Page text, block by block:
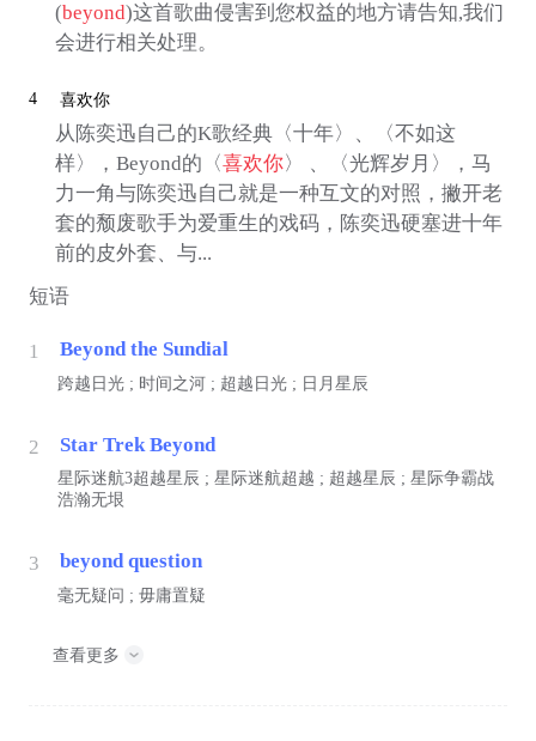
(beyond)这首歌曲侵害到您权益的地方请告知,我们
会进行相关处理。
4 喜欢你
从陈奕迅自己的K歌经典〈十年〉、〈不如这
样〉，Beyond的〈喜欢你〉 、〈光辉岁月〉，马
力一角与陈奕迅自己就是一种互文的对照，撇开老
套的颓废歌手为爱重生的戏码，陈奕迅硬塞进十年
前的皮外套、与...
短语
1 Beyond the Sundial
跨越日光 ; 时间之河 ; 超越日光 ; 日月星辰
2 Star Trek Beyond
星际迷航3超越星辰 ; 星际迷航超越 ; 超越星辰 ; 星际争霸战
浩瀚无垠
3 beyond question
毫无疑问 ; 毋庸置疑
查看更多